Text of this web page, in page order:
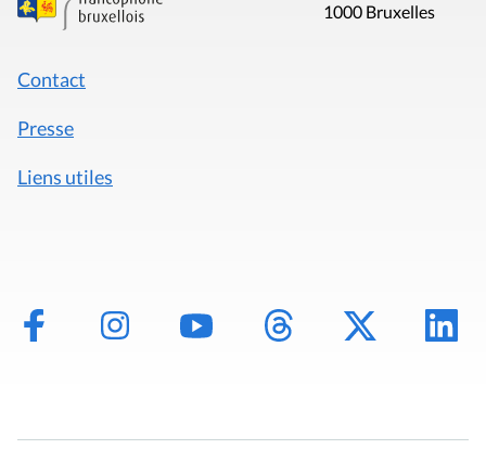
1000 Bruxelles
Contact
Presse
Liens utiles